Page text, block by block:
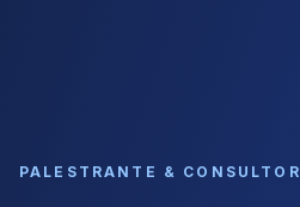
PALESTRANTE & CONSULTOR